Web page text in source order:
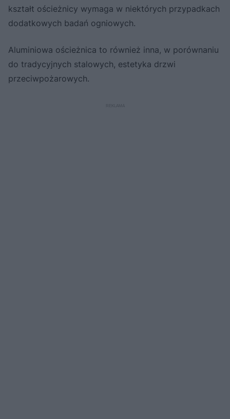
kształt ościeżnicy wymaga w niektórych przypadkach
dodatkowych badań ogniowych.
Aluminiowa ościeżnica to również inna, w porównaniu
do tradycyjnych stalowych, estetyka drzwi
przeciwpożarowych.